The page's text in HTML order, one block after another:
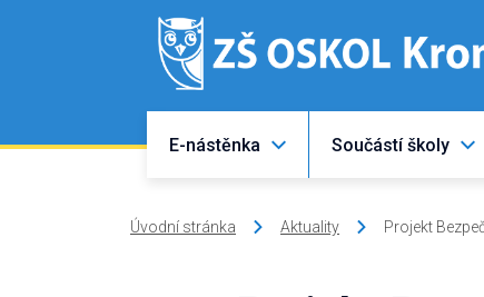
E-nástěnka Součástí školy
Úvodní stránka Aktuality Projekt